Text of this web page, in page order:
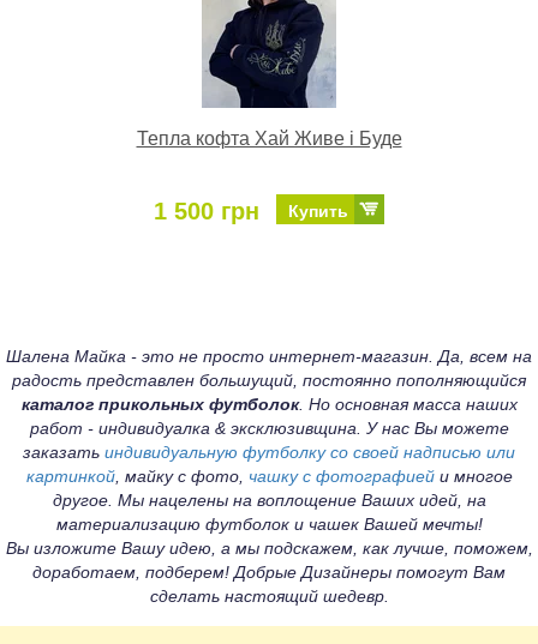
Тепла кофта Хай Живе і Буде
1 500 грн Купить
Шалена Майка - это не просто интернет-магазин. Да, всем на
радость представлен большущий, постоянно пополняющийся
каталог прикольных футболок. Но основная масса наших
работ - индивидуалка & эксклюзивщина. У нас Вы можете
заказать индивидуальную футболку со своей надписью или
картинкой, майку с фото, чашку с фотографиейи многое
другое. Мы нацелены на воплощение Ваших идей, на
материализацию футболок и чашек Вашей мечты!
Вы изложите Вашу идею, а мы подскажем, как лучше, поможем,
доработаем, подберем! Добрые Дизайнеры помогут Вам
сделать настоящий шедевр.